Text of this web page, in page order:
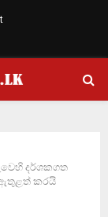
දර්ශකගත
කරයි